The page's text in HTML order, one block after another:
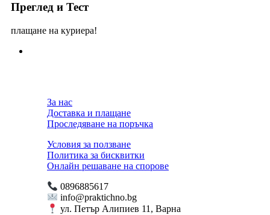
Преглед и Тест
плащане на куриера!
За нас
Доставка и плащане
Проследяване на поръчка
Условия за ползване
Политика за бисквитки
Онлайн решаване на спорове
0896885617
info@praktichno.bg
ул. Петър Алипиев 11, Варна